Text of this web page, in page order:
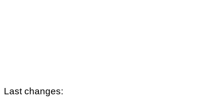
Last changes: